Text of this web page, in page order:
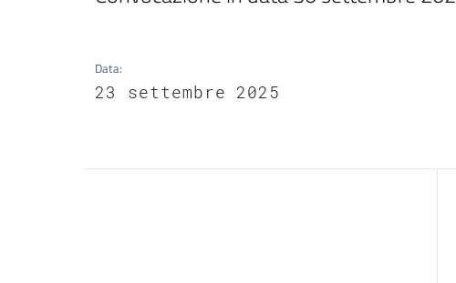
Data:
23 settembre 2025